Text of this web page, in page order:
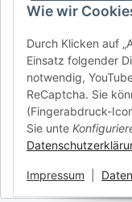
Wie wir
Durch Klicken auf
Einsatz folgender
notwendig,
ReCaptcha. Sie
(Fingerabdruck-
Sie unte
Impressum
SE
Anhänger
Anfragen
Vorkasse. Versand &